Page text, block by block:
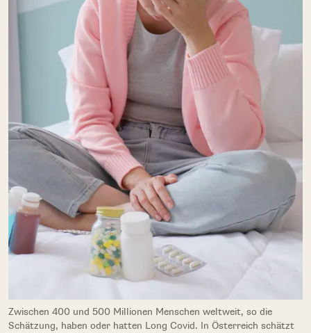
Zwischen 400 und 500 Millionen Menschen weltweit, so die
Schätzung, haben oder hatten Long Covid. In Österreich schätzt